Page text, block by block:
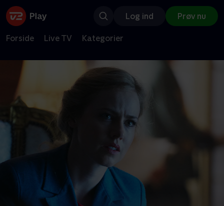
Log ind Prøv nu
Forside Live TV Kategorier